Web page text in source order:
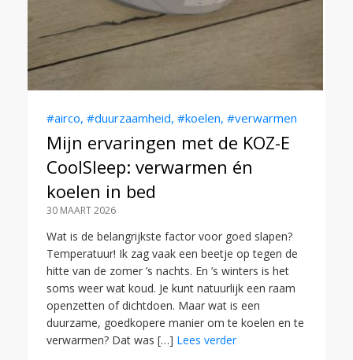
#airco, #duurzaamheid, #koelen, #verwarmen
Mijn ervaringen met de KOZ-E
CoolSleep: verwarmen én
koelen in bed
30 MAART 2026
Wat is de belangrijkste factor voor goed slapen?
Temperatuur! Ik zag vaak een beetje op tegen de
hitte van de zomer ’s nachts. En ’s winters is het
soms weer wat koud. Je kunt natuurlijk een raam
openzetten of dichtdoen. Maar wat is een
duurzame, goedkopere manier om te koelen en te
verwarmen? Dat was […] Lees verder